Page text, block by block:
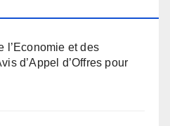
l’Economie et des
d’Appel d’Offres pour